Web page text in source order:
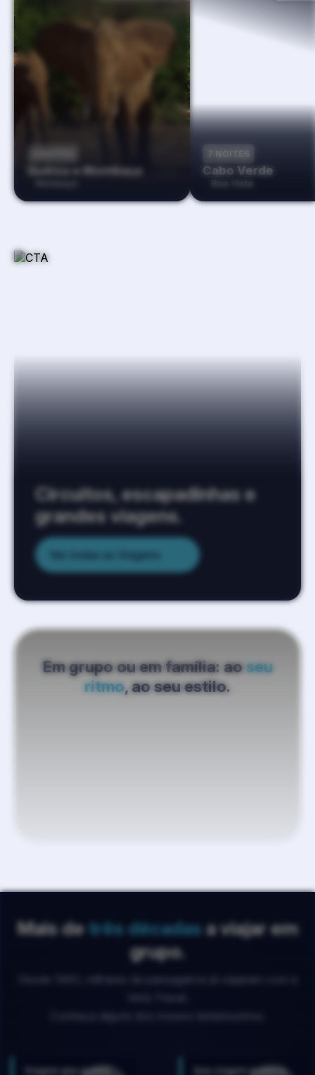
Quénia e Mombaça
7 NOITES
Cabo Verde
Circuitos, escapadinhas e
grandes viagens.
Ver todas as Viagens
Em grupo ou em família: aoseu
ritmo, ao seu estilo.
Mais de três décadasa viajar em
grupo.
Viagem que gostou Que viagem gostaria